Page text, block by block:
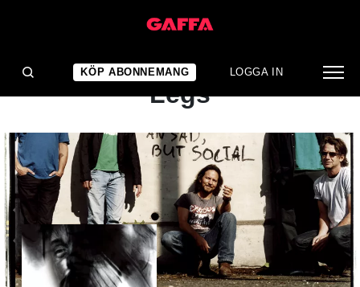
KÖP ABONNEMANG LOGGA IN
ALBUMRECENSION
Pearl Jam: Live on Ten
Legs